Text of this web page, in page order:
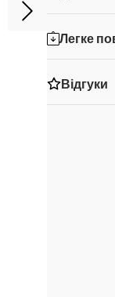
Легке
Відгуки